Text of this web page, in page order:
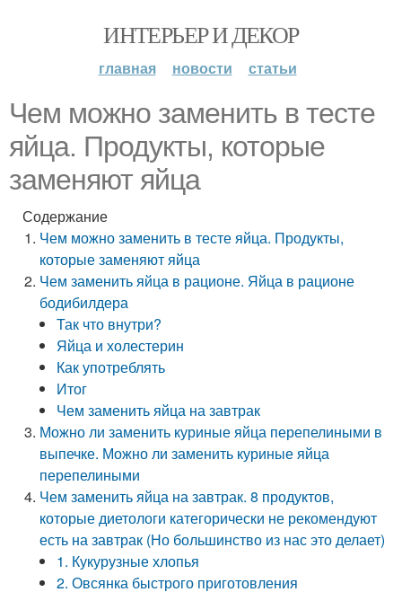
ИНТЕРЬЕР И ДЕКОР
главная новости статьи
Чем можно заменить в тесте
яйца. Продукты, которые
заменяют яйца
Содержание
Чем можно заменить в тесте яйца. Продукты,
которые заменяют яйца
Чем заменить яйца в рационе. Яйца в рационе
бодибилдера
Так что внутри?
Яйца и холестерин
Как употреблять
Итог
Чем заменить яйца на завтрак
Можно ли заменить куриные яйца перепелиными в
выпечке. Можно ли заменить куриные яйца
перепелиными
Чем заменить яйца на завтрак. 8 продуктов,
которые диетологи категорически не рекомендуют
есть на завтрак (Но большинство из нас это делает)
1. Кукурузные хлопья
2. Овсянка быстрого приготовления